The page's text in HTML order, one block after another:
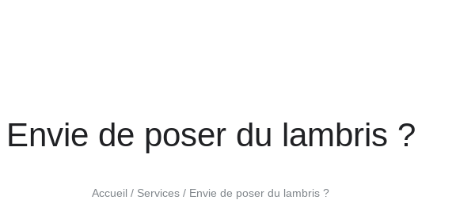
Envie de poser du lambris ?
Accueil Services Envie de poser du lambris ?